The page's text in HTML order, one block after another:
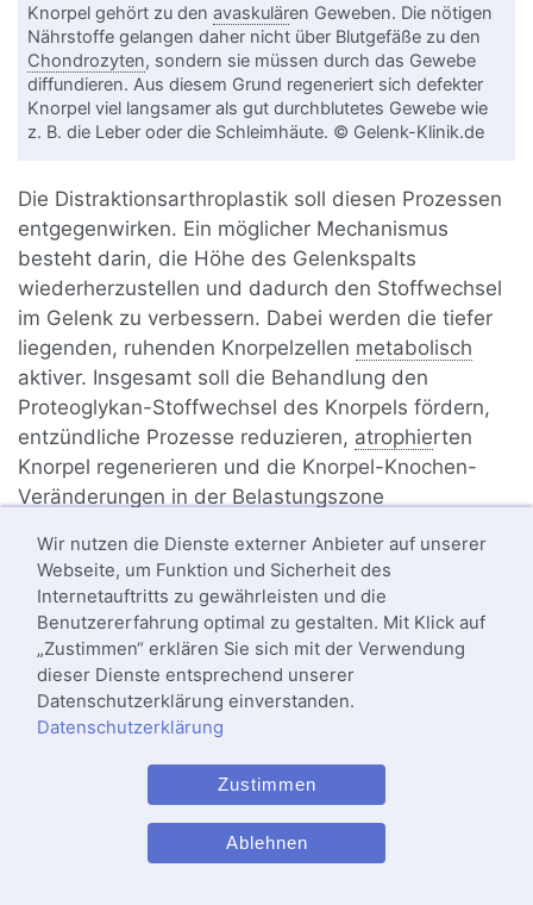
Knorpel gehört zu denavaskulären Geweben. Die nötigen
Nährstoffe gelangen daher nicht über Blutgefäße zu den
Chondrozyten, sondern sie müssen durch das Gewebe
diffundieren. Aus diesem Grund regeneriert sich defekter
Knorpel viel langsamer als gut durchblutetes Gewebe wie
z. B. die Leber oder die Schleimhäute. © Gelenk-Klinik.de
Die Distraktionsarthroplastik soll diesen Prozessen
entgegenwirken. Ein möglicher Mechanismus
besteht darin, die Höhe des Gelenkspalts
wiederherzustellen und dadurch den Stoffwechsel
im Gelenk zu verbessern. Dabei werden die tiefer
liegenden, ruhenden Knorpelzellen metabolisch
aktiver. Insgesamt soll die Behandlung den
Proteoglykan-Stoffwechsel des Knorpels fördern,
entzündliche Prozesse reduzieren, atrophierten
Knorpel regenerieren und die Knorpel-Knochen-
Veränderungen in der Belastungszone
Umbaureaktion (Bone Remodelling) zu erreichen.
Durch die Distraktionsarthroplastik ist eine Heilung
möglich, aber nicht vorhersagbar. Die exakten
zellulären und molekularen Mechanismen sowie die
genetischen Faktoren sind bisher nicht voll
verstanden. Der Markraum unter dem Knorpel
Wachstumsstimulation zu spielen. Ein
aktivieren, die abhängig von den
Wir nutzen die Dienste externer Anbieter auf unserer
Webseite, um Funktion und Sicherheit des
Internetauftritts zu gewährleisten und die
Benutzererfahrung optimal zu gestalten. Mit Klick auf
„Zustimmen“ erklären Sie sich mit der Verwendung
dieser Dienste entsprechend unserer
Datenschutzerklärung einverstanden.
Datenschutzerklärung
Zustimmen
Ablehnen